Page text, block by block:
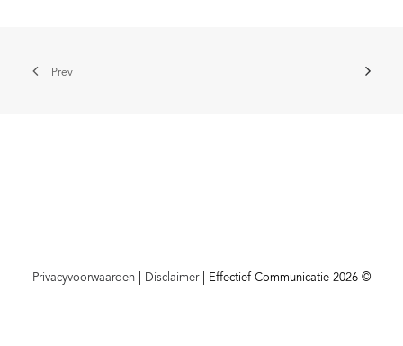
Prev
Privacyvoorwaarden Disclaimer| Effectief Communicatie 2026 ©